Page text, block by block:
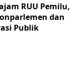
RUU Pemilu,
dan
Publik